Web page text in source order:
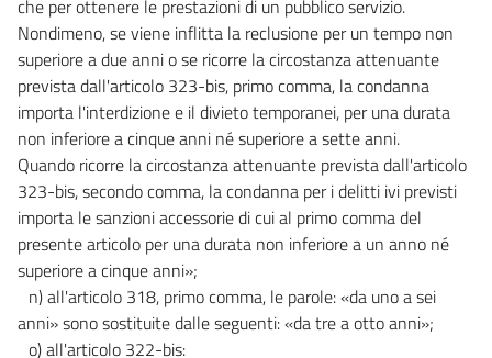
che per ottenere le prestazioni di un pubblico servizio.
Nondimeno, se viene inflitta la reclusione per un tempo non
superiore a due anni o se ricorre la circostanza attenuante
prevista dall'articolo 323-bis, primo comma, la condanna
importa l'interdizione e il divieto temporanei, per una durata
non inferiore a cinque anni né superiore a sette anni.
Quando ricorre la circostanza attenuante prevista dall'articolo
323-bis, secondo comma, la condanna per i delitti ivi previsti
importa le sanzioni accessorie di cui al primo comma del
presente articolo per una durata non inferiore a un anno né
superiore a cinque anni»;
n) all'articolo 318, primo comma, le parole: «da uno a sei
anni» sono sostituite dalle seguenti: «da tre a otto anni»;
o) all'articolo 322-bis: